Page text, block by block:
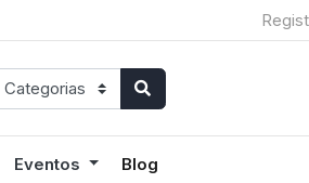
Eventos Blog